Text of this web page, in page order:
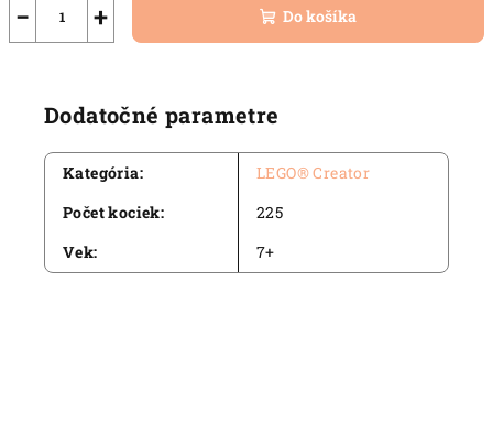
+
− Do košíka
Dodatočné parametre
Kategória:
LEGO® Creator
Počet kociek:
225
Vek: 7+